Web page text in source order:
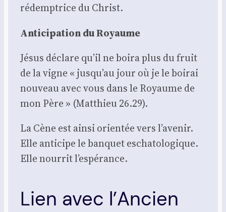
rédemp­trice du Christ.
Anti­ci­pa­tion du Royaume
Jésus déclare qu’il ne boi­ra plus du fruit
de la vigne « jusqu’au jour où je le boi­rai
nou­veau avec vous dans le Royaume de
mon Père » (Mat­thieu 26.29).
La Cène est ain­si orien­tée vers l’avenir.
Elle anti­cipe le ban­quet escha­to­lo­gique.
Elle nour­rit l’espérance.
Lien avec l’Ancien